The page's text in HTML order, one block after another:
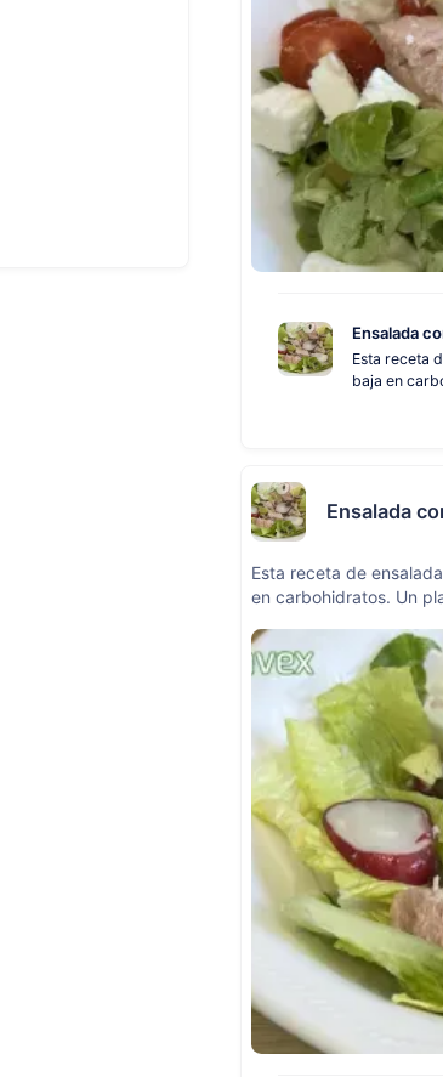
Ensalada
Esta receta
baja en
Ensalada
Esta receta de
en carbohidratos. Un